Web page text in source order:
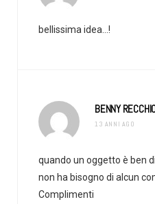
bellissima idea…!
BENNY
13 ANNI AGO
quando un oggetto è ben
non ha bisogno di alcun
Complimenti